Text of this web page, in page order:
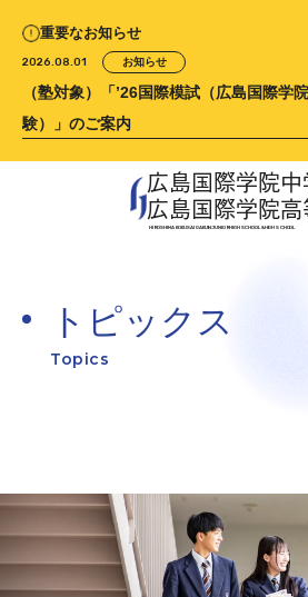
重要なお知らせ
2026.08.01 お知らせ
（塾対象）「’26国際模試（広島国際学
験）」のご案内
広島国際学院中
広島国際学院高
HIROSHIMA KOKUSAI GAKUINJUNIOR HIGH SCHOOL &HIGH SCHOOL
トピックス
Topics